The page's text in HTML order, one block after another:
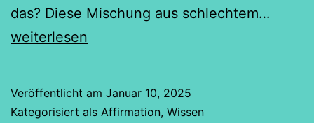
das? Diese Mischung aus schlechtem…
weiterlesen
Veröffentlicht am Januar 10, 2025
Kategorisiert als Affirmation, Wissen